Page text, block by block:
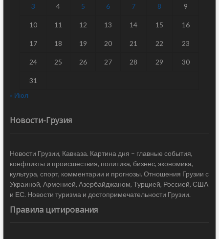
3 4 5 6 7 8 9
10 11 12 13 14 15 16
17 18 19 20 21 22 23
24 25 26 27 28 29 30
31
« Июл
Новости-Грузия
Новости Грузии, Кавказа. Картина дня – главные события,
конфликты и происшествия, политика, бизнес, экономика,
культура, спорт, комментарии и прогнозы. Отношения Грузии с
Украиной, Арменией, Азербайджаном, Турцией, Россией, США
и ЕС. Новости туризма и достопримечательности Грузии.
Правила цитирования